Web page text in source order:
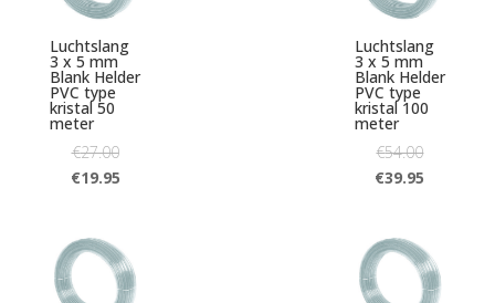
Luchtslang
3 x 5 mm
Blank Helder
PVC type
kristal 50
meter
€27.00
€19.95
Luchtslang
3 x 5 mm
Blank Helder
PVC type
kristal 100
meter
€54.00
€39.95